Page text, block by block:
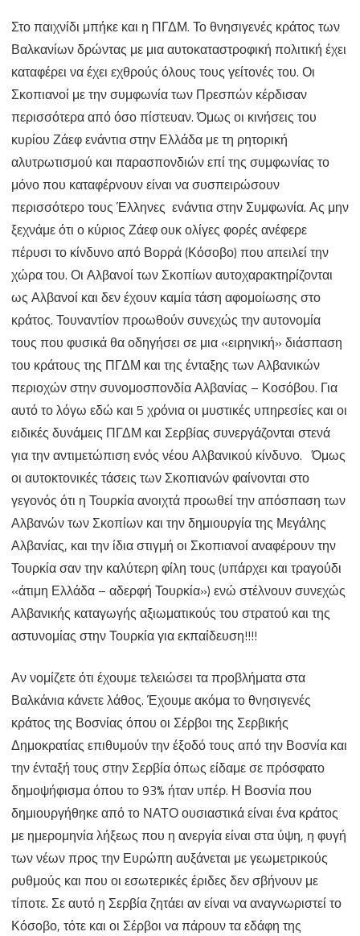
Στο παιχνίδι μπήκε και η ΠΓΔΜ. Το θνησιγενές κράτος των
Βαλκανίων δρώντας με μια αυτοκαταστροφική πολιτική έχει
καταφέρει να έχει εχθρούς όλους τους γείτονές του. Οι
Σκοπιανοί με την συμφωνία των Πρεσπών κέρδισαν
περισσότερα από όσο πίστευαν. Όμως οι κινήσεις του
κυρίου Ζάεφ ενάντια στην Ελλάδα με τη ρητορική
αλυτρωτισμού και παρασπονδιών επί της συμφωνίας το
μόνο που καταφέρνουν είναι να συσπειρώσουν
περισσότερο τους Έλληνες ενάντια στην Συμφωνία. Ας μην
ξεχνάμε ότι ο κύριος Ζάεφ ουκ ολίγες φορές ανέφερε
πέρυσι το κίνδυνο από Βορρά (Κόσοβο) που απειλεί την
χώρα του. Οι Αλβανοί των Σκοπίων αυτοχαρακτηρίζονται
ως Αλβανοί και δεν έχουν καμία τάση αφομοίωσης στο
κράτος. Τουναντίον προωθούν συνεχώς την αυτονομία
τους που φυσικά θα οδηγήσει σε μια «ειρηνική» διάσπαση
του κράτους της ΠΓΔΜ και της ένταξης των Αλβανικών
περιοχών στην συνομοσπονδία Αλβανίας – Κοσόβου. Για
αυτό το λόγω εδώ και 5 χρόνια οι μυστικές υπηρεσίες και οι
ειδικές δυνάμεις ΠΓΔΜ και Σερβίας συνεργάζονται στενά
για την αντιμετώπιση ενός νέου Αλβανικού κίνδυνο. Όμως
οι αυτοκτονικές τάσεις των Σκοπιανών φαίνονται στο
γεγονός ότι η Τουρκία ανοιχτά προωθεί την απόσπαση των
Αλβανών των Σκοπίων και την δημιουργία της Μεγάλης
Αλβανίας, και την ίδια στιγμή οι Σκοπιανοί αναφέρουν την
Τουρκία σαν την καλύτερη φίλη τους (υπάρχει και τραγούδι
«άτιμη Ελλάδα – αδερφή Τουρκία») ενώ στέλνουν συνεχώς
Αλβανικής καταγωγής αξιωματικούς του στρατού και της
αστυνομίας στην Τουρκία για εκπαίδευση!!!!
Αν νομίζετε ότι έχουμε τελειώσει τα προβλήματα στα
Βαλκάνια κάνετε λάθος. Έχουμε ακόμα το θνησιγενές
κράτος της Βοσνίας όπου οι Σέρβοι της Σερβικής
Δημοκρατίας επιθυμούν την έξοδό τους από την Βοσνία και
την ένταξή τους στην Σερβία όπως είδαμε σε πρόσφατο
δημοψήφισμα όπου το 93% ήταν υπέρ. Η Βοσνία που
δημιουργήθηκε από το ΝΑΤΟ ουσιαστικά είναι ένα κράτος
με ημερομηνία λήξεως που η ανεργία είναι στα ύψη, η φυγή
των νέων προς την Ευρώπη αυξάνεται με γεωμετρικούς
ρυθμούς και που οι εσωτερικές έριδες δεν σβήνουν με
τίποτε. Σε αυτό η Σερβία ζητάει αν είναι να αναγνωριστεί το
Κόσοβο, τότε και οι Σέρβοι να πάρουν τα εδάφη της